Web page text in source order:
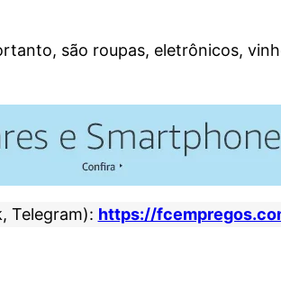
são roupas, eletrônicos,
Telegram): https://